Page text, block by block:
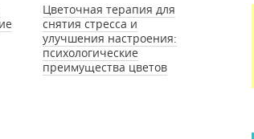
Цветочная терапия для
снятия стресса и
улучшения настроения:
психологические
преимущества цветов